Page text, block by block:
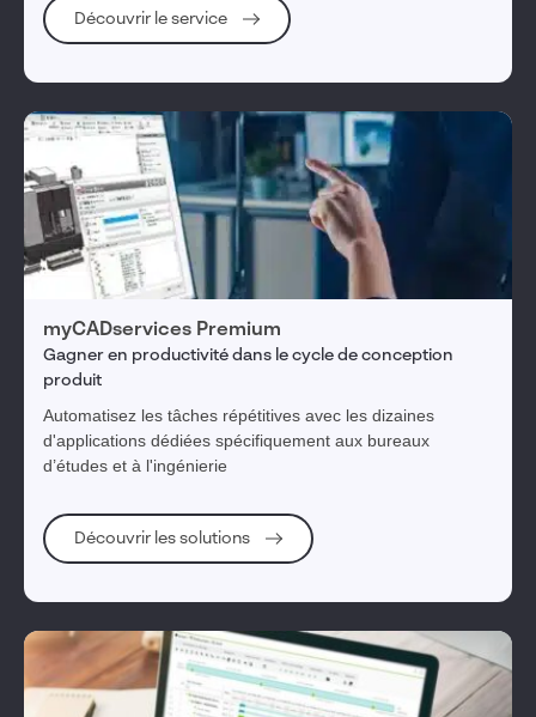
Découvrir le service
myCADservices Premium
Gagner en productivité dans le cycle de conception
produit
Automatisez les tâches répétitives avec les dizaines
d'applications dédiées spécifiquement aux bureaux
d’études et à l'ingénierie
Découvrir les solutions